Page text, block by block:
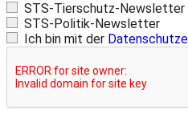
STS-Tierschutz-Newsletter
STS-Politik-Newsletter
Ich bin mit der